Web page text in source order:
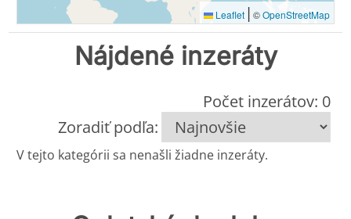
Leaflet | ©OpenStreetMap
Nájdené inzeráty
Počet inzerátov: 0
Zoradiť podľa:
V tejto kategórii sa nenašli žiadne inzeráty.